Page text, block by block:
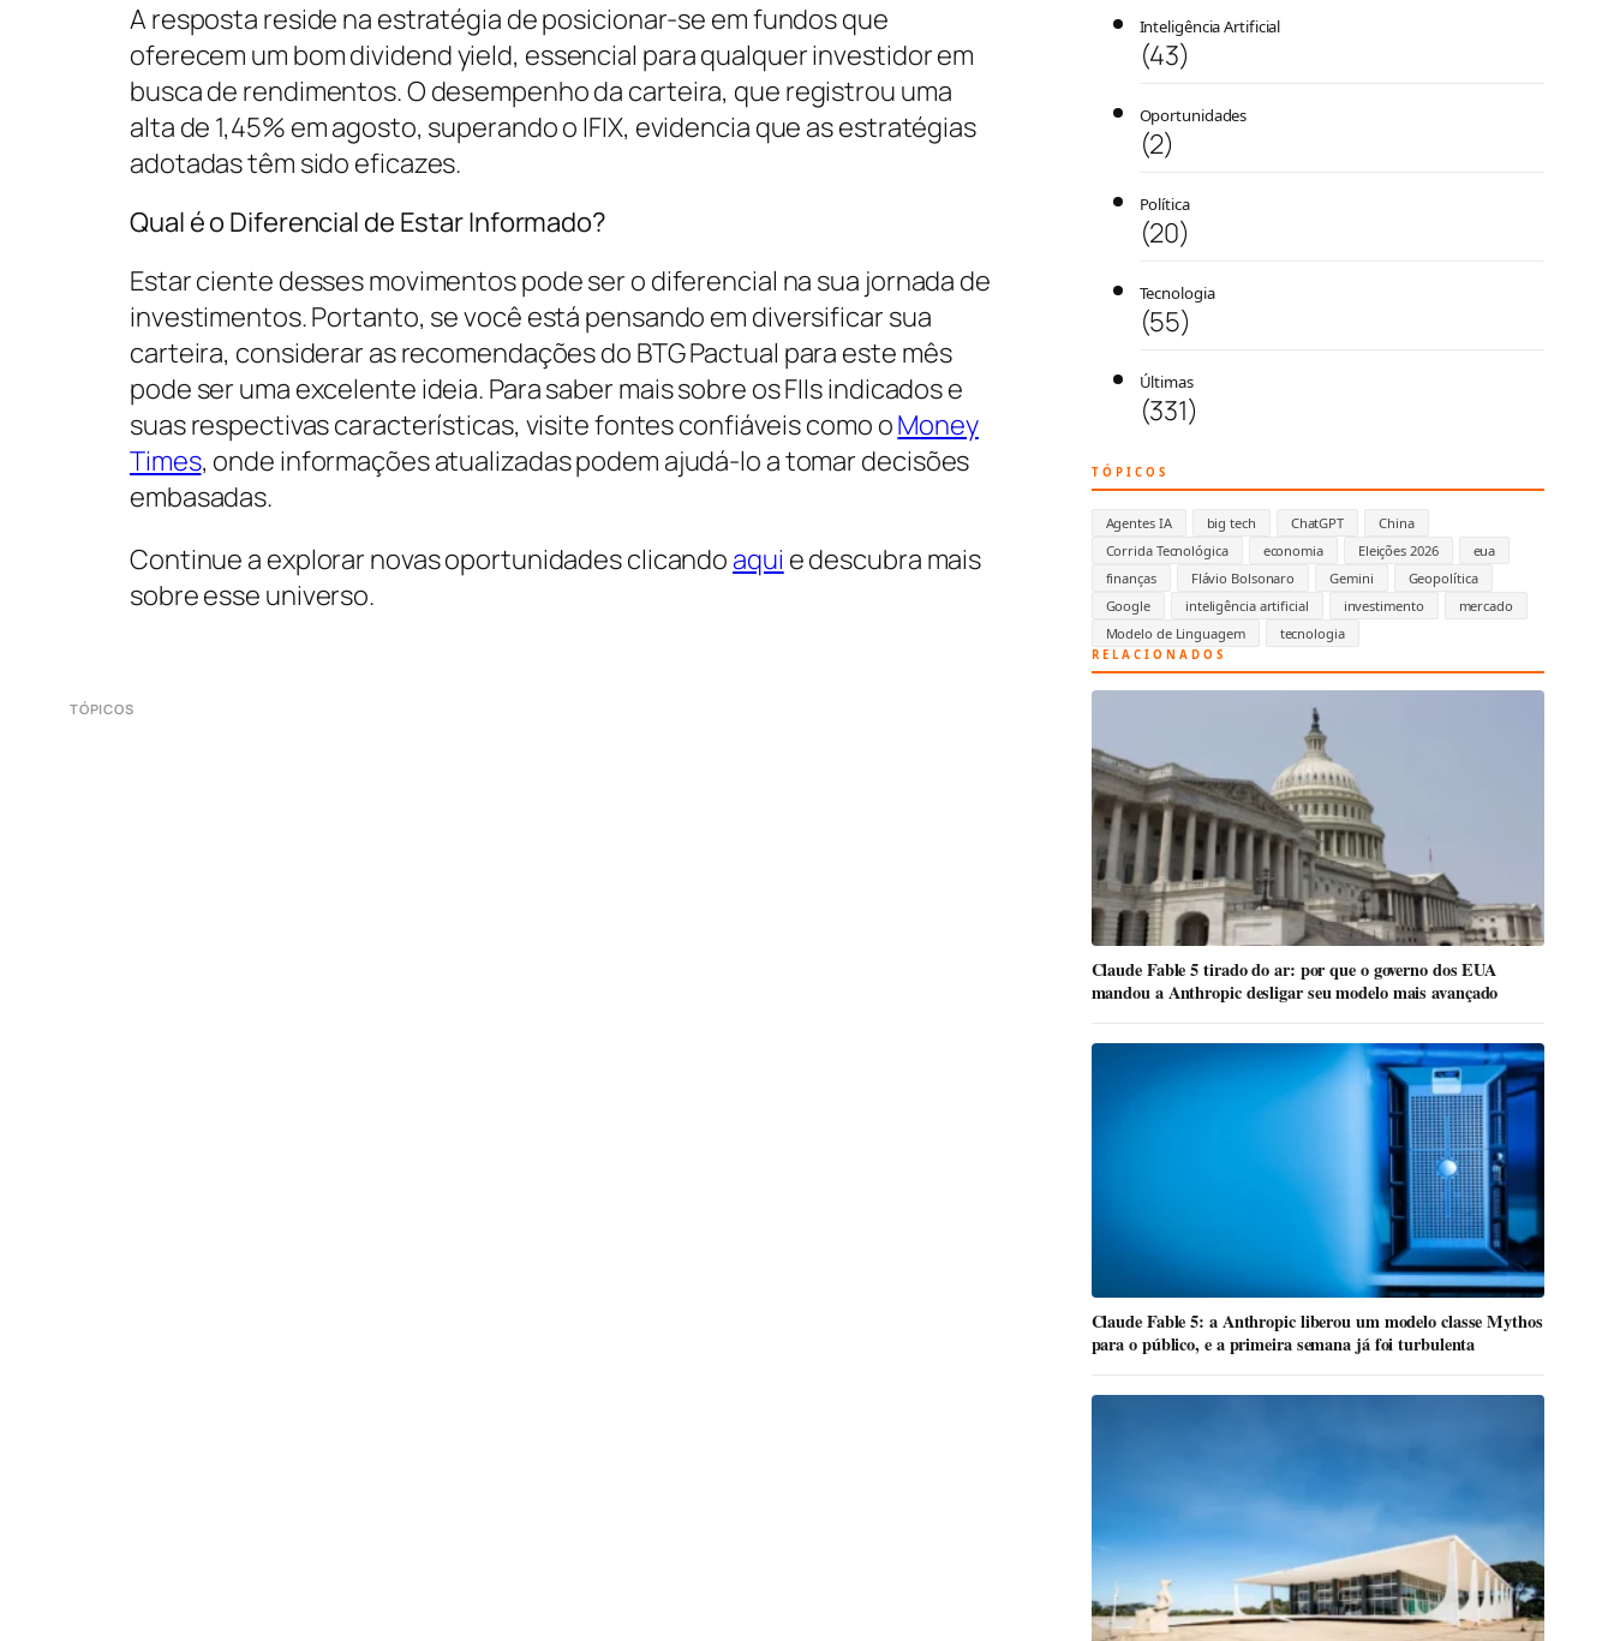
A resposta reside na estratégia de posicionar-se em fundos que
oferecem um bomdividend yield, essencial para qualquer investidor em
busca de rendimentos. O desempenho da carteira, que registrou uma
alta de 1,45% em agosto, superando o IFIX, evidencia que as estratégias
adotadas têm sido eficazes.
Qual é o Diferencial de Estar Informado?
Estar ciente desses movimentos pode ser o diferencial na sua jornada de
investimentos. Portanto, se você está pensando em diversificar sua
carteira, considerar as recomendações do BTG Pactual para este mês
pode ser uma excelente ideia. Para saber mais sobre os FIIs indicados e
suas respectivas características, visite fontes confiáveis como oMoney
Times, onde informações atualizadas podem ajudá-lo a tomar decisões
embasadas.
Continue a explorar novas oportunidades clicando aqui e descubra mais
sobre esse universo.
TÓPICOS
Inteligência Artificial
(43)
Oportunidades
(2)
Política
(20)
Tecnologia
(55)
Últimas
(331)
TÓPICOS
Agentes IA big tech ChatGPT
China
Corrida Tecnológica
economia Eleições 2026
eua
finanças
Flávio Bolsonaro Gemini
Geopolítica
Google
inteligência artificial investimento
mercado
Modelo de Linguagem
tecnologia
RELACIONADOS
Claude Fable 5 tirado do ar: por que o governo dos EUA
mandou a Anthropic desligar seu modelo mais avançado
Claude Fable 5: a Anthropic liberou um modelo classe Mythos
para o público, e a primeira semana já foi turbulenta